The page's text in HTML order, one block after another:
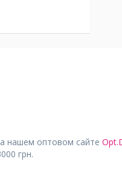
нашем оптовом сайте
грн.